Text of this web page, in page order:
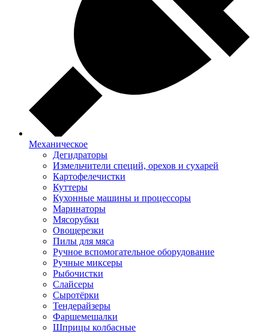
Механическое
Дегидраторы
Измельчители специй, орехов и сухарей
Картофелечистки
Куттеры
Кухонные машины и процессоры
Маринаторы
Мясорубки
Овощерезки
Пилы для мяса
Ручное вспомогательное оборудование
Ручные миксеры
Рыбочистки
Слайсеры
Сыротёрки
Тендерайзеры
Фаршемешалки
Шприцы колбасные